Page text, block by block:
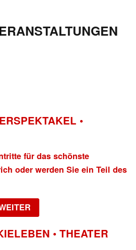
•
für das schönste
oder werden Sie ein Teil des
• THEATER